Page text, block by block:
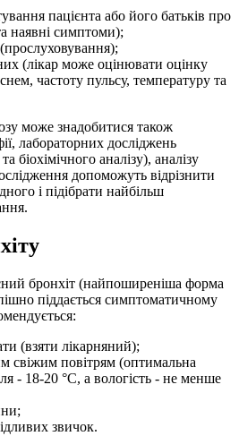
пацієнта або його батьків про
наявні симптоми);
(лікар може оцінювати оцінку
частоту пульсу, температуру та
може знадобитися також
лабораторних досліджень
біохімічного аналізу), аналізу
допоможуть відрізнити
і підібрати найбільш
бронхіт (найпоширеніша форма
піддається симптоматичному
(взяти лікарняний);
свіжим повітрям (оптимальна
- 18-20 °С, а вологість - не менше
звичок.